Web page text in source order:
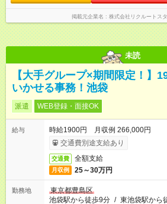
掲載元企業名 株式会社リクルートス
未読
【大手グループ×期間限定！】
いかせる事務！池袋
派遣 WEB登録・面接OK
給与
時給1900円 月収例 266,000円
交通費別途支給あり
交通費 全額支給
月収例 25～30万円
勤務地
東京都豊島区
池袋駅から徒歩9分 / 東池袋駅から